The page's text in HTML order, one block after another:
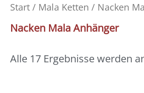
Start / Mala Ketten / Nacken
Nacken Mala Anhänger
Alle 17 Ergebnisse werden